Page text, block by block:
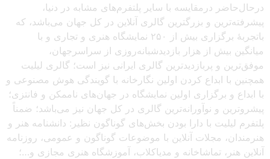
درحال‌حاضر درمقایسه با سایر پلتفرم‌های مشابه در دنیا،
پیشرفته‌ترین و بزرگترین گالری آنلاین در کل جهان می‌باشد، که
باتجربهٔ برگزاری بیش از ۲۵۰ نمایشگاه هنری و تجاری و با
میانگین بیش از هزار بازدیدشبانه‌روزی از سراسرجهان،
موفق‌ترین و پربازدیدترین گالری ایرانی نیز است؛ گالری لیلیت
همچنین با ابداع کردن اولین نگارخانه با گویندگی هوش مصنوعی و
با ابداع و برگزاری اولین نمایشگاه در جهان‌های ناممکن و فانتزی؛
پیشروترین و نوآورانه‌ترین گالری در کل جهان نیز می‌باشد؛ ضمناً
پلتفرم لیلیت با دارا بودن بخش‌های گوناگون نظیر: دانشنامه هنر و
هنرمندان، مجلات آنلاین با موضوعات گوناگون و عمومی، روزنامه
آنلاین هنر، تماشاخانه و مدیاکلاب، آموزشگاه هنری مجازی و…؛